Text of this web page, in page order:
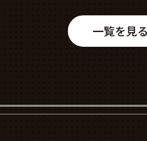
一覧を見る